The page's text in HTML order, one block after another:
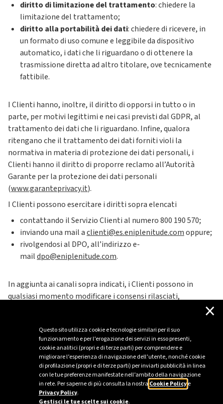
Questo sito utilizza cookie e tecnologie similari per il suo
funzionamento e per l’erogazione dei servizi in esso presenti,
cookie analitici (propri e di terze parti) per comprendere e
migliorare l’esperienza di navigazione dell’utente, nonché cookie
di profilazione (propri e di terze parti) per inviarti pubblicità in linea
con le tue preferenze manifestate nell’ambito della navigazione
in rete. Per saperne di più consulta la nostra Cookie Policye
Privacy Policy.
Gestisci le tue scelte sui cookie.
×
diritto di limitazione del trattamento: chiedere la
limitazione del trattamento;
diritto alla portabilità dei dati: chiedere di ricevere, in
un formato di uso comune e leggibile da dispositivo
automatico, i dati che li riguardano o di ottenere la
trasmissione diretta ad altro titolare, ove tecnicamente
fattibile.
I Clienti hanno, inoltre, il diritto di opporsi in tutto o in
parte, per motivi legittimi e nei casi previsti dal GDPR, al
trattamento dei dati che li riguardano. Infine, qualora
ritengano che il trattamento dei dati forniti violi la
normativa in materia di protezione dei dati personali, i
Clienti hanno il diritto di proporre reclamo all’Autorità
Garante per la protezione dei dati personali
(www.garanteprivacy.it).
I Clienti possono esercitare i diritti sopra elencati
contattando il Servizio Clienti al numero 800 190 570;
inviando una mail aclienti@es.eniplenitude.comoppure;
rivolgendosi al DPO, all’indirizzo e-
maildpo@eniplenitude.com.
In aggiunta ai canali sopra indicati, i Clienti possono in
qualsiasi momento modificare i consensi rilasciati,